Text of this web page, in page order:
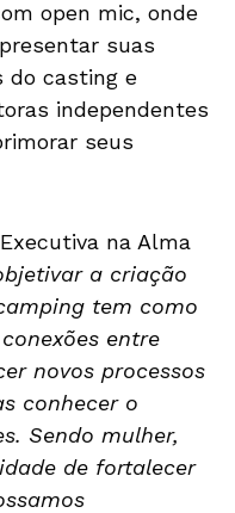
open mic, onde
suas
do casting e
independentes
seus
na Alma
a criação
tem como
entre
novos processos
conhecer o
Sendo mulher,
de fortalecer